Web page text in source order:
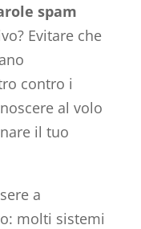
spam
Evitare che
contro i
al volo
il tuo
a
molti sistemi